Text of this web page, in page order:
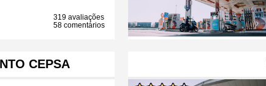
319 avaliações
58 comentários
CEPSA